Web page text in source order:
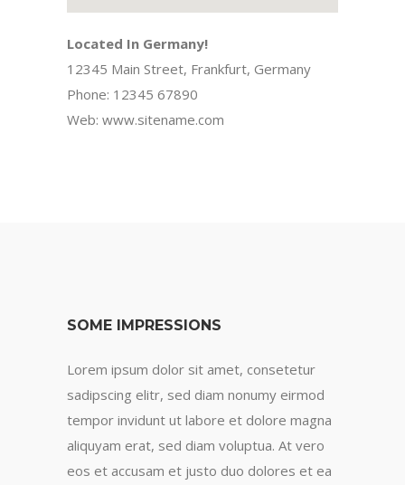
Located In Germany!
12345 Main Street, Frankfurt, Germany
Phone: 12345 67890
Web: www.sitename.com
SOME IMPRESSIONS
Lorem ipsum dolor sit amet, consetetur
sadipscing elitr, sed diam nonumy eirmod
tempor invidunt ut labore et dolore magna
aliquyam erat, sed diam voluptua. At vero
eos et accusam et justo duo dolores et ea